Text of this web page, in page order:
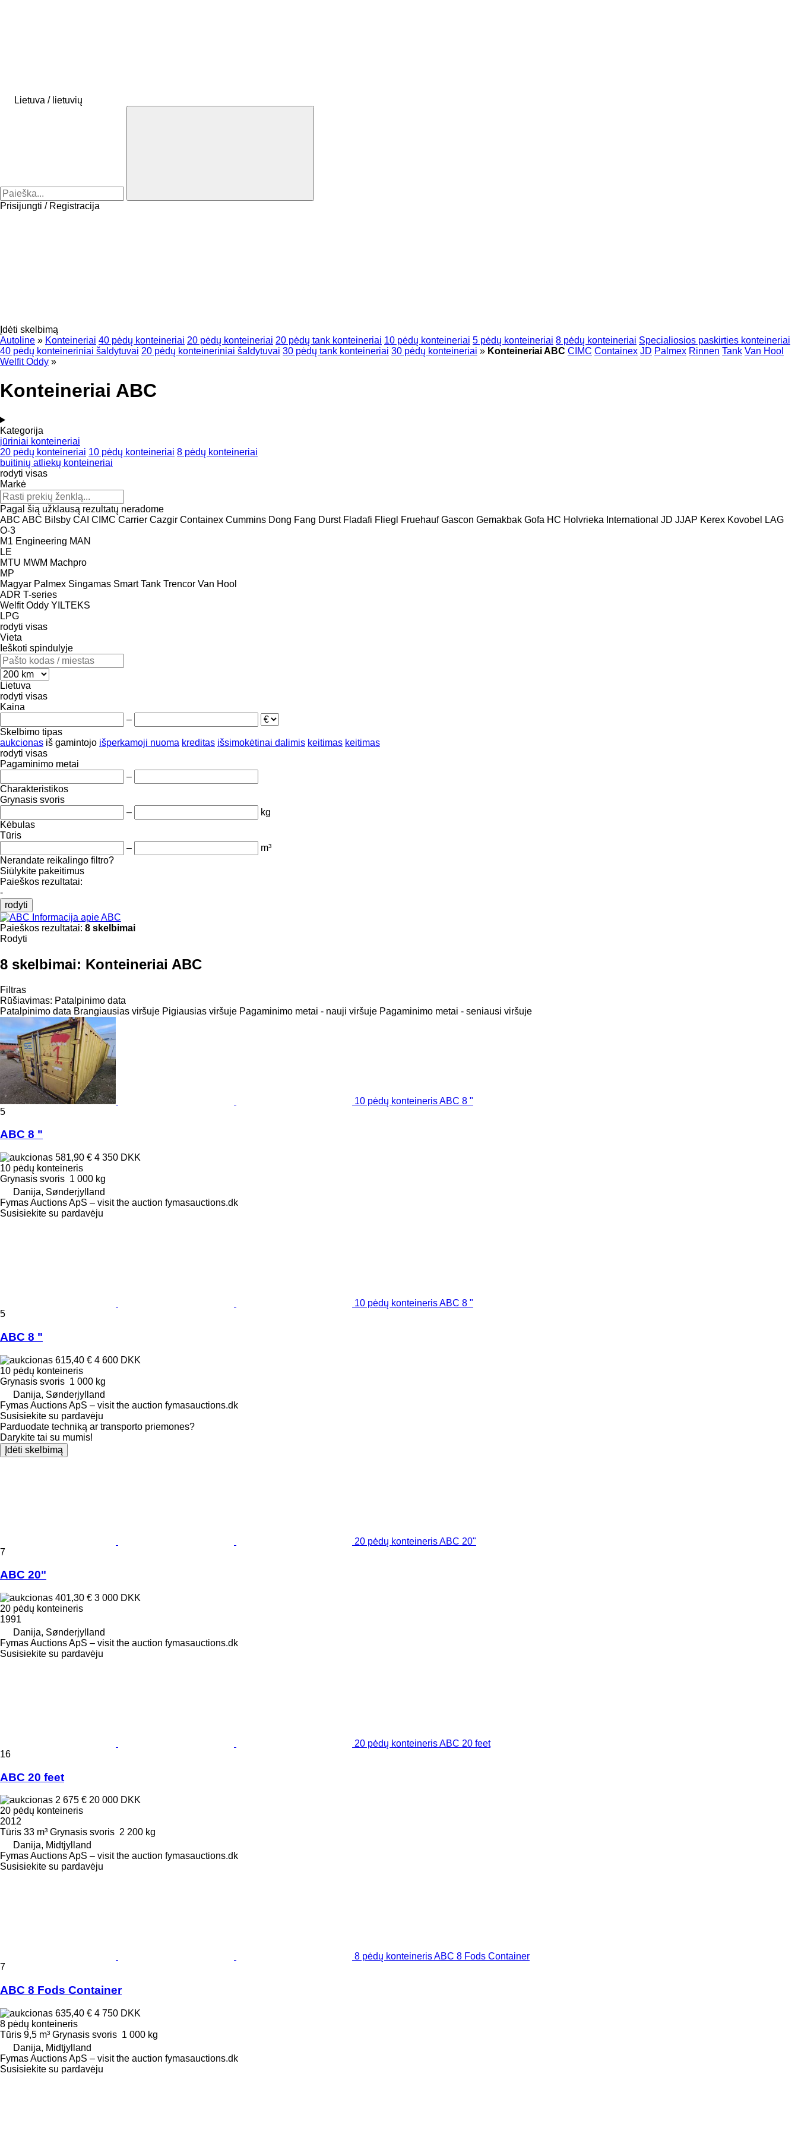
Lietuva / lietuvių
Prisijungti / Registracija
Įdėti skelbimą
Autoline » Konteineriai 40 pėdų konteineriai 20 pėdų konteineriai 20 pėdų tank konteineriai 10 pėdų konteineriai 5 pėdų konteineriai 8 pėdų konteineriai Specialiosios paskirties konteineriai
40 pėdų konteineriniai šaldytuvai 20 pėdų konteineriniai šaldytuvai 30 pėdų tank konteineriai 30 pėdų konteineriai » Konteineriai ABC CIMC Containex JD Palmex Rinnen Tank Van Hool
Welfit Oddy »
Konteineriai ABC
Kategorija
jūriniai konteineriai
20 pėdų konteineriai 10 pėdų konteineriai 8 pėdų konteineriai
buitinių atliekų konteineriai
rodyti visas
Markė
Pagal šią užklausą rezultatų neradome
ABC ABC Bilsby CAI CIMC Carrier Cazgir Containex Cummins Dong Fang Durst Fladafi Fliegl Fruehauf Gascon Gemakbak Gofa HC Holvrieka International JD JJAP Kerex Kovobel
LAG
O-3
M1 Engineering MAN
LE
MTU MWM Machpro
MP
Magyar Palmex Singamas Smart Tank Trencor Van Hool
ADR T-series
Welfit Oddy YILTEKS
LPG
rodyti visas
Vieta
Ieškoti spindulyje
Lietuva
rodyti visas
Kaina
–
Skelbimo tipas
aukcionas iš gamintojo išperkamoji nuoma kreditas išsimokėtinai dalimis keitimas keitimas
rodyti visas
Pagaminimo metai
–
Charakteristikos
Grynasis svoris
–
kg
Kėbulas
Tūris
–
m³
Nerandate reikalingo filtro?
Siūlykite pakeitimus
Paieškos rezultatai:
-
rodyti
Informacija apie ABC
Paieškos rezultatai: 8 skelbimai
Rodyti
8 skelbimai: Konteineriai ABC
Filtras
Rūšiavimas: Patalpinimo data
Patalpinimo data Brangiausias viršuje Pigiausias viršuje Pagaminimo metai - nauji viršuje Pagaminimo metai - seniausi viršuje
10 pėdų konteineris ABC 8 "
5
ABC 8 "
581,90 € 4 350 DKK
10 pėdų konteineris
Grynasis svoris 1 000 kg
Danija, Sønderjylland
Fymas Auctions ApS – visit the auction fymasauctions.dk
Susisiekite su pardavėju
10 pėdų konteineris ABC 8 "
5
ABC 8 "
615,40 € 4 600 DKK
10 pėdų konteineris
Grynasis svoris 1 000 kg
Danija, Sønderjylland
Fymas Auctions ApS – visit the auction fymasauctions.dk
Susisiekite su pardavėju
Parduodate techniką ar transporto priemones?
Darykite tai su mumis!
Įdėti skelbimą
20 pėdų konteineris ABC 20"
7
ABC 20"
401,30 € 3 000 DKK
20 pėdų konteineris
1991
Danija, Sønderjylland
Fymas Auctions ApS – visit the auction fymasauctions.dk
Susisiekite su pardavėju
20 pėdų konteineris ABC 20 feet
16
ABC 20 feet
2 675 € 20 000 DKK
20 pėdų konteineris
2012
Tūris 33 m³ Grynasis svoris 2 200 kg
Danija, Midtjylland
Fymas Auctions ApS – visit the auction fymasauctions.dk
Susisiekite su pardavėju
8 pėdų konteineris ABC 8 Fods Container
7
ABC 8 Fods Container
635,40 € 4 750 DKK
8 pėdų konteineris
Tūris 9,5 m³ Grynasis svoris 1 000 kg
Danija, Midtjylland
Fymas Auctions ApS – visit the auction fymasauctions.dk
Susisiekite su pardavėju